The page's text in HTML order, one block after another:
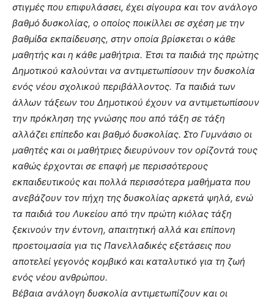
στιγμές που επιφυλάσσει, έχει σίγουρα και τον ανάλογο
βαθμό δυσκολίας, ο οποίος ποικίλλει σε σχέση με την
βαθμίδα εκπαίδευσης, στην οποία βρίσκεται ο κάθε
μαθητής και η κάθε μαθήτρια. Έτσι τα παιδιά της πρώτης
Δημοτικού καλούνται να αντιμετωπίσουν την δυσκολία
ενός νέου σχολικού περιβάλλοντος. Τα παιδιά των
άλλων τάξεων του Δημοτικού έχουν να αντιμετωπίσουν
την πρόκληση της γνώσης που από τάξη σε τάξη
αλλάζει επίπεδο και βαθμό δυσκολίας. Στο Γυμνάσιο οι
μαθητές και οι μαθήτριες διευρύνουν τον ορίζοντά τους
καθώς έρχονται σε επαφή με περισσότερους
εκπαιδευτικούς και πολλά περισσότερα μαθήματα που
ανεβάζουν τον πήχη της δυσκολίας αρκετά ψηλά, ενώ
τα παιδιά του Λυκείου από την πρώτη κιόλας τάξη
ξεκινούν την έντονη, απαιτητική αλλά και επίπονη
προετοιμασία για τις Πανελλαδικές εξετάσεις που
αποτελεί γεγονός κομβικό και καταλυτικό για τη ζωή
ενός νέου ανθρώπου.
Βέβαια ανάλογη δυσκολία αντιμετωπίζουν και οι